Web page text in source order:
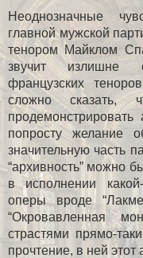
Неоднозначные
главной мужской
тенором Майклом
звучит излишне
французских
сложно сказать,
продемонстрировать
попросту желание
значительную часть
“архивность” можно
в исполнении какой-
оперы вроде
“Окровавленная
страстями прямо-
прочтение, в ней